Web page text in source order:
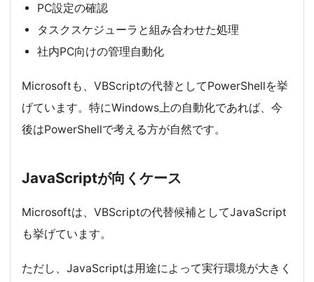
PC設定の確認
タスクスケジューラと組み合わせた処理
社内PC向けの管理自動化
Microsoftも、VBScriptの代替としてPowerShellを挙
げています。特にWindows上の自動化であれば、今
後はPowerShellで考える方が自然です。
JavaScriptが向くケース
Microsoftは、VBScriptの代替候補としてJavaScript
も挙げています。
ただし、JavaScriptは用途によって実行環境が大きく